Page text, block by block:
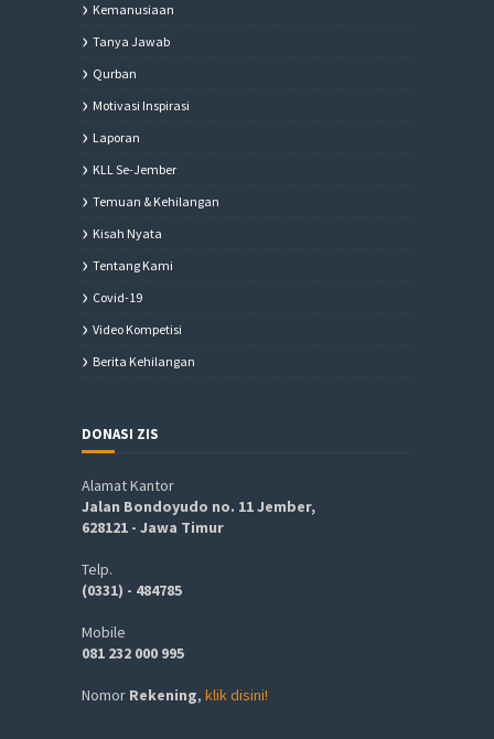
Kemanusiaan
Tanya Jawab
Qurban
Motivasi Inspirasi
Laporan
KLL Se-Jember
Temuan & Kehilangan
Kisah Nyata
Tentang Kami
Covid-19
Video Kompetisi
Berita Kehilangan
DONASI ZIS
Alamat Kantor
Jalan Bondoyudo no. 11 Jember,
628121 - Jawa Timur
Telp.
(0331) - 484785
Mobile
081 232 000 995
Nomor Rekening, klik disini!